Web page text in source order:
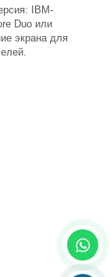
IBM-
Duo или
экрана для